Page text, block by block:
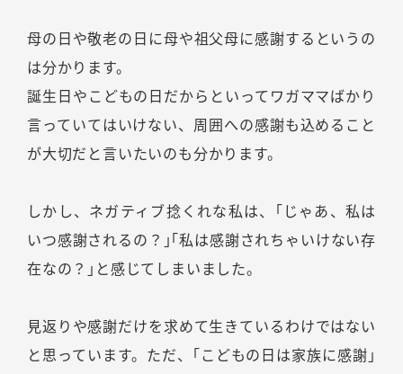
母の日や敬老の日に母や祖父母に感謝するというの
は分かります。
誕生日やこどもの日だからといってワガママばかり
言っていてはいけない、周囲への感謝も込めること
が大切だと言いたいのも分かります。
しかし、ネガティブ捻くれな私は、｢じゃあ、私は
いつ感謝されるの？｣｢私は感謝されちゃいけない存
在なの？｣と感じてしまいました。
見返りや感謝だけを求めて生きているわけではない
と思っています。ただ、｢こどもの日は家族に感謝｣